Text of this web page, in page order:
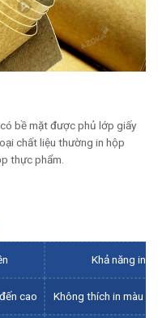
bề mặt được phủ lớp giấy
chất liệu thường in hộp
thực phẩm.
Khả năng in
cao Không thích in màu